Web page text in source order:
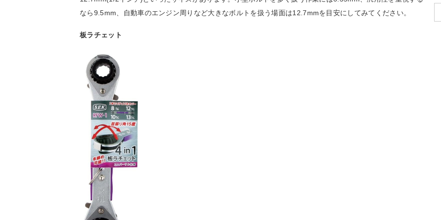
なら9.5mm、自動車のエンジン周りなど大きなボルトを扱う場面は12.7mmを目安にしてみてください。
板ラチェット